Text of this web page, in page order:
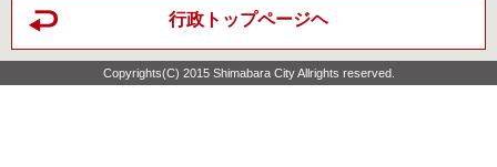
行政トップページヘ
Copyrights(C) 2015 Shimabara City Allrights reserved.